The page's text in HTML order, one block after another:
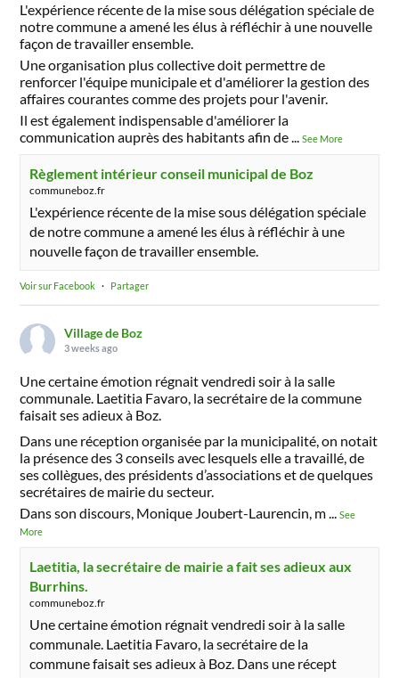
L'expérience récente de la mise sous délégation spéciale de
notre commune a amené les élus à réfléchir à une nouvelle
façon de travailler ensemble.
Une organisation plus collective doit permettre de
renforcer l'équipe municipale et d'améliorer la gestion des
affaires courantes comme des projets pour l'avenir.
Il est également indispensable d'améliorer la
communication auprès des habitants afin de...See More
Règlement intérieur conseil municipal de Boz
communeboz.fr
L'expérience récente de la mise sous délégation spéciale
de notre commune a amené les élus à réfléchir à une
nouvelle façon de travailler ensemble.
Voir sur Facebook · Partager
Village de Boz
3 weeks ago
Une certaine émotion régnait vendredi soir à la salle
communale. Laetitia Favaro, la secrétaire de la commune
faisait ses adieux à Boz.
Dans une réception organisée par la municipalité, on notait
la présence des 3 conseils avec lesquels elle a travaillé, de
ses collègues, des présidents d’associations et de quelques
secrétaires de mairie du secteur.
Dans son discours, Monique Joubert-Laurencin, m...See
More
Laetitia, la secrétaire de mairie a fait ses adieux aux
Burrhins.
communeboz.fr
Une certaine émotion régnait vendredi soir à la salle
communale. Laetitia Favaro, la secrétaire de la
commune faisait ses adieux à Boz. Dans une récept